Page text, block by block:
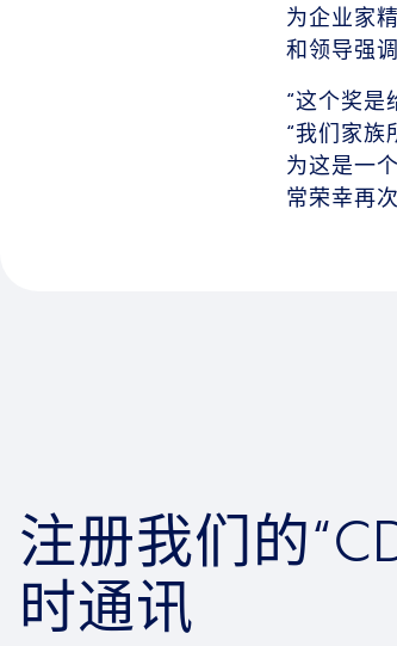
为企业家
和领导强
“这个奖是
“我们家族
为这是一
常荣幸再
注册我们的
时通讯